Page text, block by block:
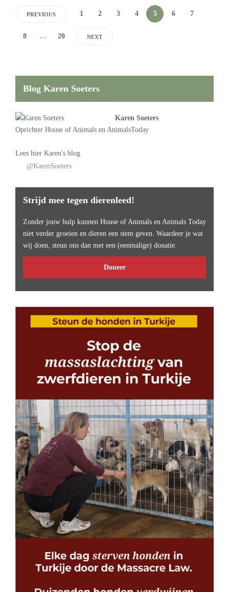
PREVIOUS 1 2 3 4 5 6 7
8 … 20 NEXT
Blog Karen Soeters
Karen Soeters
Oprichter House of Animals en AnimalsToday
Lees hier Karen's blog
@KarenSoeters
Strijd mee tegen dierenleed!
Zonder jouw hulp kunnen House of Animals en Animals Today
niet verder groeien en dieren een stem geven. Waardeer je wat
wij doen, steun ons dan met een (eenmalige) donatie.
Doneer